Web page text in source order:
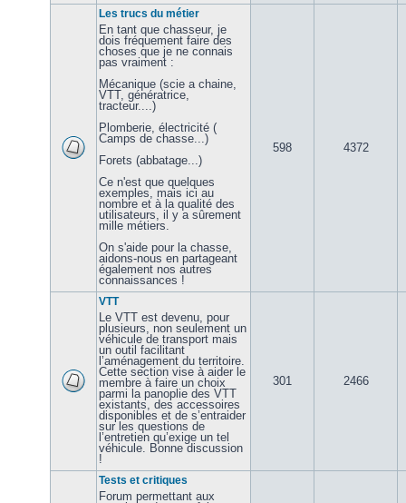
Les trucs du métier
En tant que chasseur, je
dois fréquement faire des
choses que je ne connais
pas vraiment :
Mécanique (scie a chaine,
VTT, génératrice,
tracteur....)
Plomberie, électricité (
Camps de chasse...)
Forets (abbatage...)
Ce n'est que quelques
exemples, mais ici au
nombre et à la qualité des
utilisateurs, il y a sûrement
mille métiers.
On s'aide pour la chasse,
aidons-nous en partageant
également nos autres
connaissances !
598 4372
VTT
Le VTT est devenu, pour
plusieurs, non seulement un
véhicule de transport mais
un outil facilitant
l’aménagement du territoire.
Cette section vise à aider le
membre à faire un choix
parmi la panoplie des VTT
existants, des accessoires
disponibles et de s’entraider
sur les questions de
l’entretien qu’exige un tel
véhicule. Bonne discussion
!
301 2466
Tests et critiques
Forum permettant aux